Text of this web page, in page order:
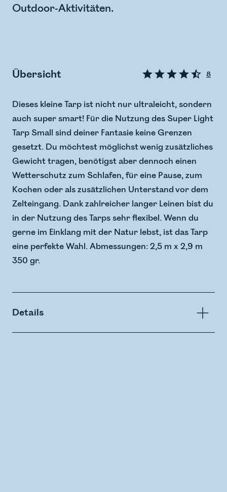
Outdoor-Aktivitäten.
Übersicht 8
Dieses kleine Tarp ist nicht nur ultraleicht, sondern
auch super smart! Für die Nutzung des Super Light
Tarp Small sind deiner Fantasie keine Grenzen
gesetzt. Du möchtest möglichst wenig zusätzliches
Gewicht tragen, benötigst aber dennoch einen
Wetterschutz zum Schlafen, für eine Pause, zum
Kochen oder als zusätzlichen Unterstand vor dem
Zelteingang. Dank zahlreicher langer Leinen bist du
in der Nutzung des Tarps sehr flexibel. Wenn du
gerne im Einklang mit der Natur lebst, ist das Tarp
eine perfekte Wahl. Abmessungen: 2,5 m x 2,9 m
350 gr.
Details